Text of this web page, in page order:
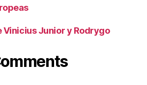
Vinicius Junior y Rodrygo